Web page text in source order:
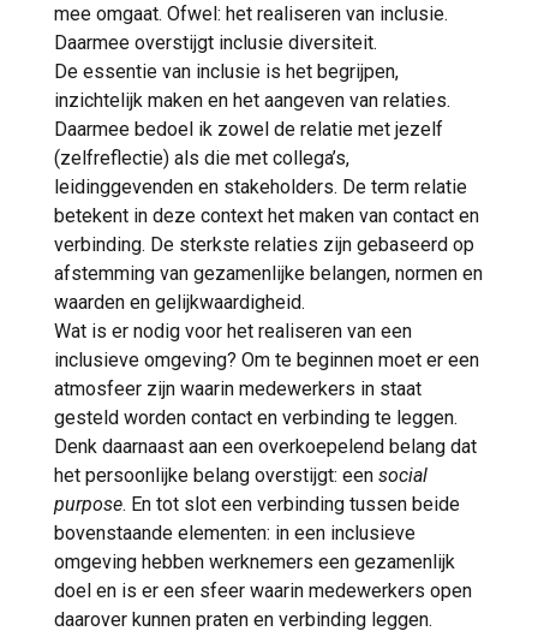
mee omgaat. Ofwel: het realiseren van inclusie.
Daarmee overstijgt inclusie diversiteit.
De essentie van inclusie is het begrijpen,
inzichtelijk maken en het aangeven van relaties.
Daarmee bedoel ik zowel de relatie met jezelf
(zelfreflectie) als die met collega’s,
leidinggevenden en stakeholders. De term relatie
betekent in deze context het maken van contact en
verbinding. De sterkste relaties zijn gebaseerd op
afstemming van gezamenlijke belangen, normen en
waarden en gelijkwaardigheid.
Wat is er nodig voor het realiseren van een
inclusieve omgeving? Om te beginnen moet er een
atmosfeer zijn waarin medewerkers in staat
gesteld worden contact en verbinding te leggen.
Denk daarnaast aan een overkoepelend belang dat
het persoonlijke belang overstijgt: een social
purpose. En tot slot een verbinding tussen beide
bovenstaande elementen: in een inclusieve
omgeving hebben werknemers een gezamenlijk
doel en is er een sfeer waarin medewerkers open
daarover kunnen praten en verbinding leggen.